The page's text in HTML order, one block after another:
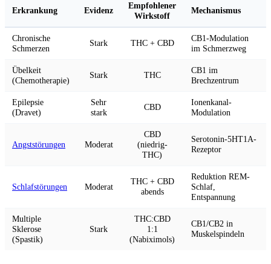
Erkrankung Evidenz
Empfohlener
Wirkstoff
Mechanismus
Chronische
Schmerzen
Stark THC + CBD
CB1-Modulation
im Schmerzweg
Übelkeit
(Chemotherapie)
Stark THC
CB1 im
Brechzentrum
Epilepsie
(Dravet)
Sehr
stark
CBD
Ionenkanal-
Modulation
Angststörungen Moderat
CBD
(niedrig-
THC)
Serotonin-5HT1A-
Rezeptor
Schlafstörungen Moderat
THC + CBD
abends
Reduktion REM-
Schlaf,
Entspannung
Multiple
Sklerose
(Spastik)
Stark
THC:CBD
1:1
(Nabiximols)
CB1/CB2 in
Muskelspindeln